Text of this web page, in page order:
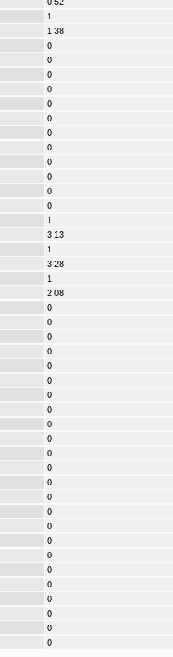
1
1:38
0
0
0
0
0
0
0
0
0
0
0
0
1
3:13
1
3:28
1
2:08
0
0
0
0
0
0
0
0
0
0
0
0
0
0
0
0
0
0
0
0
0
0
0
0